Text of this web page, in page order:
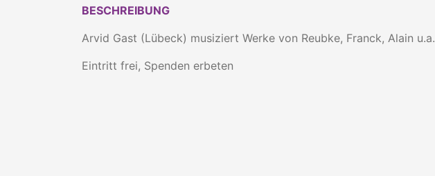
BESCHREIBUNG
Arvid Gast (Lübeck) musiziert Werke von Reubke, Franck, Alain u.a.
Eintritt frei, Spenden erbeten